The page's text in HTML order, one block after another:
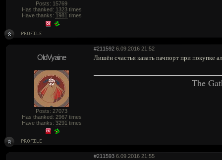
Posts: 15769
Has thanked: 1323times
Have thanks: 1981 times
#211592 6.09.2016 21:52
OldVyaine
Posts: 27073
Has thanked: 2967times
Have thanks: 3291 times
Лишён счастья казать пачпорт при покупке
The
#211593 6.09.2016 21:55